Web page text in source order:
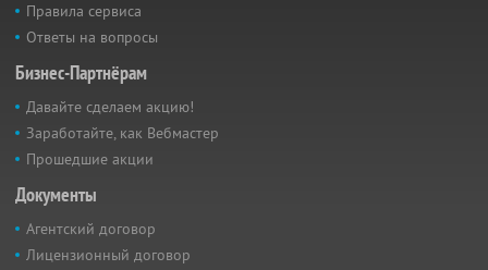
Правила сервиса
Ответы на вопросы
Бизнес-Партнёрам
Давайте сделаем акцию!
Заработайте, как Вебмастер
Прошедшие акции
Документы
Агентский договор
Лицензионный договор